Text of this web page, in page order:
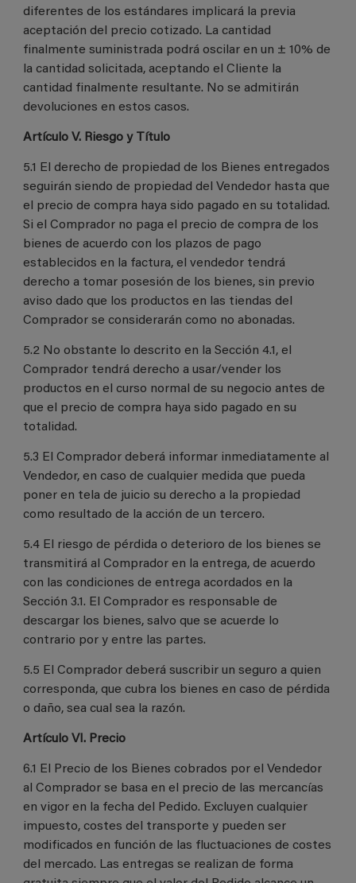
diferentes de los estándares implicará la previa
aceptación del precio cotizado. La cantidad
finalmente suministrada podrá oscilar en un ± 10% de
la cantidad solicitada, aceptando el Cliente la
cantidad finalmente resultante. No se admitirán
devoluciones en estos casos.
Artículo V. Riesgo y Título
5.1 El derecho de propiedad de los Bienes entregados
seguirán siendo de propiedad del Vendedor hasta que
el precio de compra haya sido pagado en su totalidad.
Si el Comprador no paga el precio de compra de los
bienes de acuerdo con los plazos de pago
establecidos en la factura, el vendedor tendrá
derecho a tomar posesión de los bienes, sin previo
aviso dado que los productos en las tiendas del
Comprador se considerarán como no abonadas.
5.2 No obstante lo descrito en la Sección 4.1, el
Comprador tendrá derecho a usar/vender los
productos en el curso normal de su negocio antes de
que el precio de compra haya sido pagado en su
totalidad.
5.3 El Comprador deberá informar inmediatamente al
Vendedor, en caso de cualquier medida que pueda
poner en tela de juicio su derecho a la propiedad
como resultado de la acción de un tercero.
5.4 El riesgo de pérdida o deterioro de los bienes se
transmitirá al Comprador en la entrega, de acuerdo
con las condiciones de entrega acordados en la
Sección 3.1. El Comprador es responsable de
descargar los bienes, salvo que se acuerde lo
contrario por y entre las partes.
5.5 El Comprador deberá suscribir un seguro a quien
corresponda, que cubra los bienes en caso de pérdida
o daño, sea cual sea la razón.
Artículo VI. Precio
6.1 El Precio de los Bienes cobrados por el Vendedor
al Comprador se basa en el precio de las mercancías
en vigor en la fecha del Pedido. Excluyen cualquier
impuesto, costes del transporte y pueden ser
modificados en función de las fluctuaciones de costes
del mercado. Las entregas se realizan de forma